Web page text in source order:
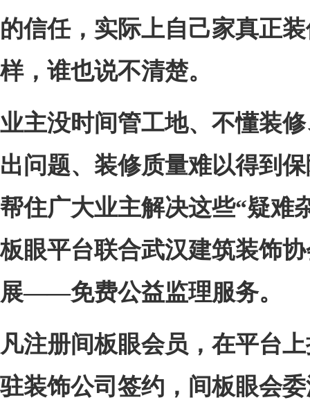
的信任，实际上自己家真正
样，谁也说不清楚。
业主没时间管工地、 不懂装
出问题、装修质量难以得到
帮住广大业主解决这些“疑难
板眼平台联合武汉建筑装饰
展——免费公益监理服务。
凡注册间板眼会员，在平台
驻装饰公司签约，间板眼会